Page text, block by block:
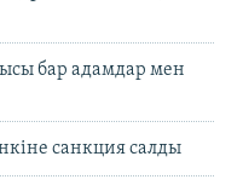
бар адамдар мен
санкция салды